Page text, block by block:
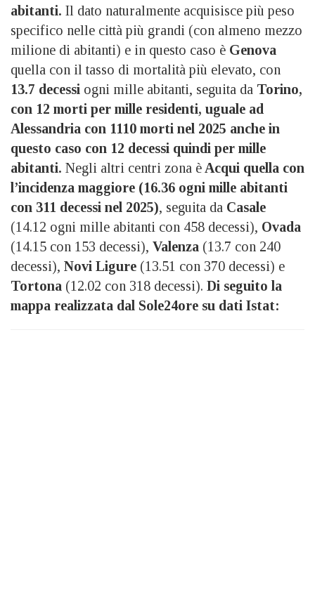
abitanti. Il dato naturalmente acquisisce più peso
specifico nelle città più grandi (con almeno mezzo
milione di abitanti) e in questo caso è Genova
quella con il tasso di mortalità più elevato, con
13.7 decessi ogni mille abitanti, seguita da Torino,
con 12 morti per mille residenti, uguale ad
Alessandria con 1110 morti nel 2025 anche in
questo caso con 12 decessi quindi per mille
abitanti. Negli altri centri zona è Acqui quella con
l’incidenza maggiore (16.36 ogni mille abitanti
con 311 decessi nel 2025), seguita da Casale
(14.12 ogni mille abitanti con 458 decessi), Ovada
(14.15 con 153 decessi), Valenza (13.7 con 240
decessi), Novi Ligure (13.51 con 370 decessi) e
Tortona (12.02 con 318 decessi). Di seguito la
mappa realizzata dal Sole24ore su dati Istat: